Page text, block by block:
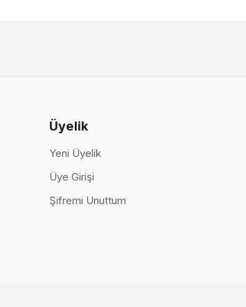
Üyelik
Yeni Üyelik
Üye Girişi
Şifremi Unuttum